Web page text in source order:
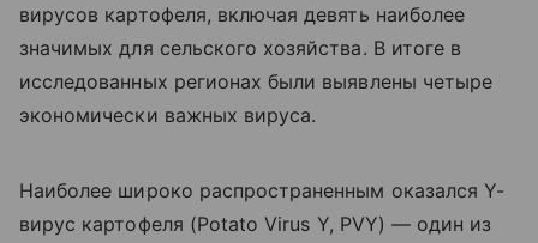
вирусов картофеля, включая девять наиболее
значимых для сельского хозяйства. В итоге в
исследованных регионах были выявлены четыре
экономически важных вируса.
Наиболее широко распространенным оказался Y-
вирус картофеля (Potato Virus Y, PVY) — один из